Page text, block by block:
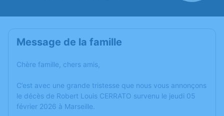
Message de la famille
Chère famille, chers amis,
C’est avec une grande tristesse que nous vous annonçons
le décès de Robert Louis CERRATO survenu le jeudi 05
février 2026 à Marseille.